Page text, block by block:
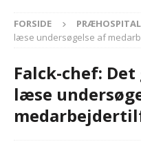
FORSIDE PRÆHOSPITAL
læse undersøgelse af
Falck-chef:
læse